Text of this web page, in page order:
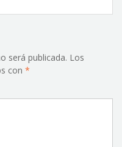
será publicada. Los
con *